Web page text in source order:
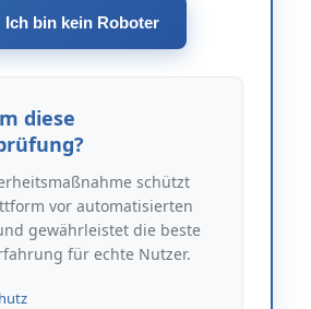
Ich bin kein Roboter
diese
schützt
vor automatisierten
gewährleistet die beste
für echte Nutzer.